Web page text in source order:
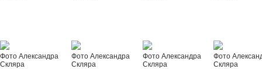
Фото Александра
Скляра
Фото Александра
Скляра
Фото Александра
Скляра
Фото
Скляра